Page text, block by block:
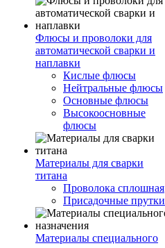
Флюсы и проволоки для
автоматической сварки и
наплавки
Кислые флюсы
Нейтральные флюсы
Основные флюсы
Высокоосновные
флюсы
Материалы для сварки
титана
Проволока сплошная
Присадочные прутки
Материалы специального